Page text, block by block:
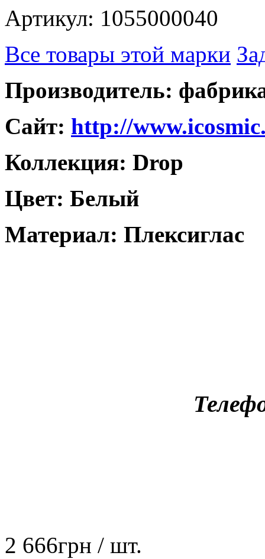
Артикул: 1055000040
Все товары этой марки
Производитель:
Caйт: http://
Коллекция: Drop
Цвет: Белый
Материал: Плексиглас
2 666грн / шт.